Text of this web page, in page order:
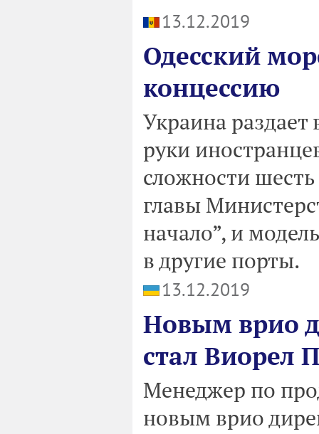
13.12.2019
Одесский
концессию
Украина
руки
сложности
главы
начало”, и
в другие порты.
13.12.2019
Новым врио
стал Виорел
Менеджер по
новым врио